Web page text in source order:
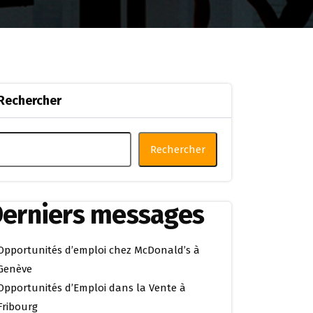
Rechercher
messages
d’emploi chez McDonald’s à
d’Emploi dans la Vente à